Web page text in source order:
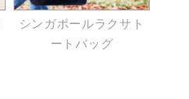
シンガポールラクサト
ートバッグ